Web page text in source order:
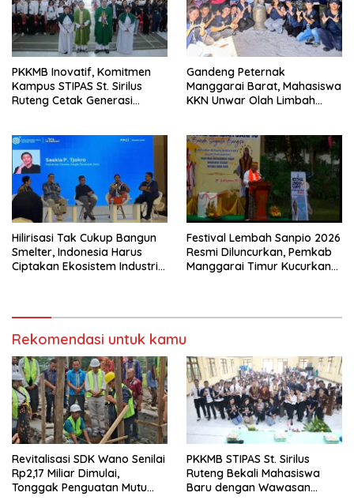
PKKMB Inovatif, Komitmen
Kampus STIPAS St. Sirilus
Ruteng Cetak Generasi
Gandeng Peternak
Manggarai Barat, Mahasiswa
KKN Unwar Olah Limbah
Hilirisasi Tak Cukup Bangun
Smelter, Indonesia Harus
Ciptakan Ekosistem Industri
Festival Lembah Sanpio 2026
Resmi Diluncurkan, Pemkab
Manggarai Timur Kucurkan
Rekomendasi untuk kamu
Revitalisasi SDK Wano Senilai
Rp2,17 Miliar Dimulai,
Tonggak Penguatan Mutu
PKKMB STIPAS St. Sirilus
Ruteng Bekali Mahasiswa
Baru dengan Wawasan